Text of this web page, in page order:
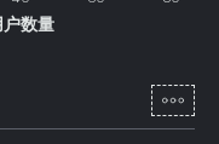
户数量
[zh-